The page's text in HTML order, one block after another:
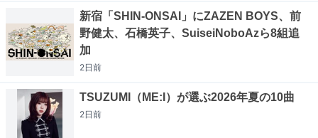
新宿「SHIN-ONSAI」にZAZEN BOYS、前
野健太、石橋英子、SuiseiNoboAzら8組追
加
2日前
TSUZUMI（ME:I）が選ぶ2026年夏の10曲
2日前